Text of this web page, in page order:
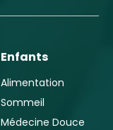
Enfants
Alimentation
Sommeil
Médecine Douce